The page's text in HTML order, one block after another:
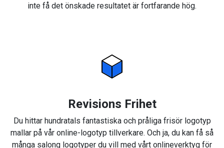
inte få det önskade resultatet är fortfarande hög.
Revisions Frihet
Du hittar hundratals fantastiska och pråliga frisör logotyp
mallar på vår online-logotyp tillverkare. Och ja, du kan få så
många salong logotyper du vill med vårt onlineverktyg för